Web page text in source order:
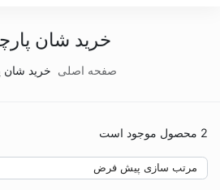
خرید شان
صفحه اصلی خرید شان
2 محصول موجود است